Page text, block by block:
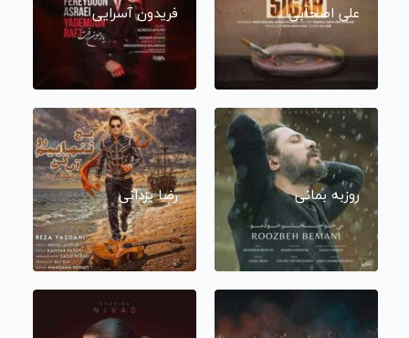
علی اصحابی فریدون آسرایی
روزبه بمانی رضا یزدانی